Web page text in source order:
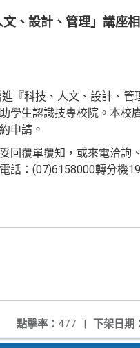
、設計、管理」講座
『科技、人文、設計、
學生認識技專校院。本校
申請。
覆單覆知，或來電洽詢
話：(07)6158000轉分機
下架日期
點擊率： 477 |